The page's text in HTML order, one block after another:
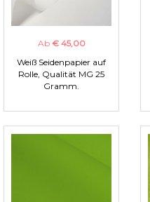
Ab € 45,00
Weiß Seidenpapier auf
Rolle, Qualität MG 25
Gramm.